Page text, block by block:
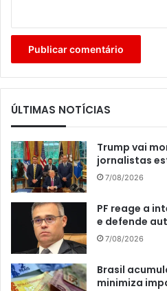
ÚLTIMAS NOTÍCIAS
Trump vai
jornalistas
7/08/2026
PF reage a
e defende
7/08/2026
Brasil
minimiza